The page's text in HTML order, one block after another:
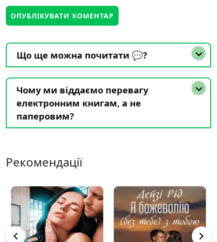
Що ще можна почитати 💬?
Чому ми віддаємо перевагу
електронним книгам, а не
паперовим?
Рекомендації